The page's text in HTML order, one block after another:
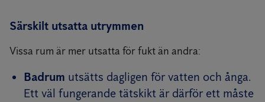
Särskilt utsatta utrymmen
Vissa rum är mer utsatta för fukt än andra:
Badrum utsätts dagligen för vatten och ånga.
Ett väl fungerande tätskikt är därför ett måste